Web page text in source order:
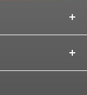
das 08h as